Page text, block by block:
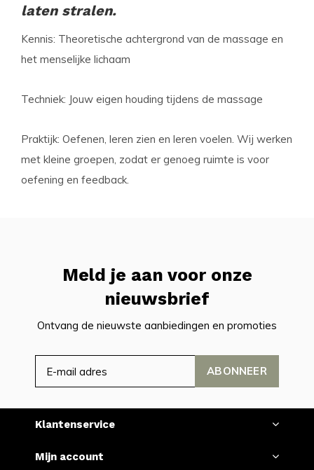
laten stralen.
Kennis: Theoretische achtergrond van de massage en
het menselijke lichaam
Techniek: Jouw eigen houding tijdens de massage
Praktijk: Oefenen, leren zien en leren voelen. Wij werken
met kleine groepen, zodat er genoeg ruimte is voor
oefening en feedback.
Meld je aan voor onze
nieuwsbrief
Ontvang de nieuwste aanbiedingen en promoties
ABONNEER
Klantenservice
Mijn account